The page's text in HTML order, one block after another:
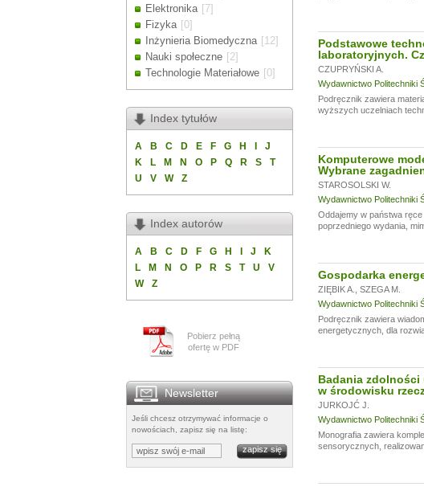
Elektronika [7]
Fizyka [0]
Inżynieria Biomedyczna [12]
Nauki społeczne [2]
Technologie Materiałowe [0]
Index tytułów
A B C D E F G H
J
K
L M N O P Q R S
T
U
V W Z
Index autorów
A B C D F G H J
K
L
M N O P R S T U
V
W
Z
Pobierz pełną
ofertę w PDF
Newsletter
Jeśli chcesz otrzymywać informacje o
nowościach, zapisz się na listę:
Podstawowe
laboratoryjnych.
CZUPRYŃSKI A.
Wydawnictwo Politechniki
Podręcznik zawiera
wyższych uczelniach
Komputerowe
Wybrane
STAROSOLSKI W.
Wydawnictwo Politechniki
Oddajemy w państwa
poprzedniego wydania,
Gospodarka
ZIĘBIK A.
SZEGA M.
Wydawnictwo Politechniki
Podręcznik zawiera
energetycznych, dla
Badania zdolności
w środowisku
JURKOJĆ J.
Wydawnictwo Politechniki
Monografia zawiera
sensorycznych,